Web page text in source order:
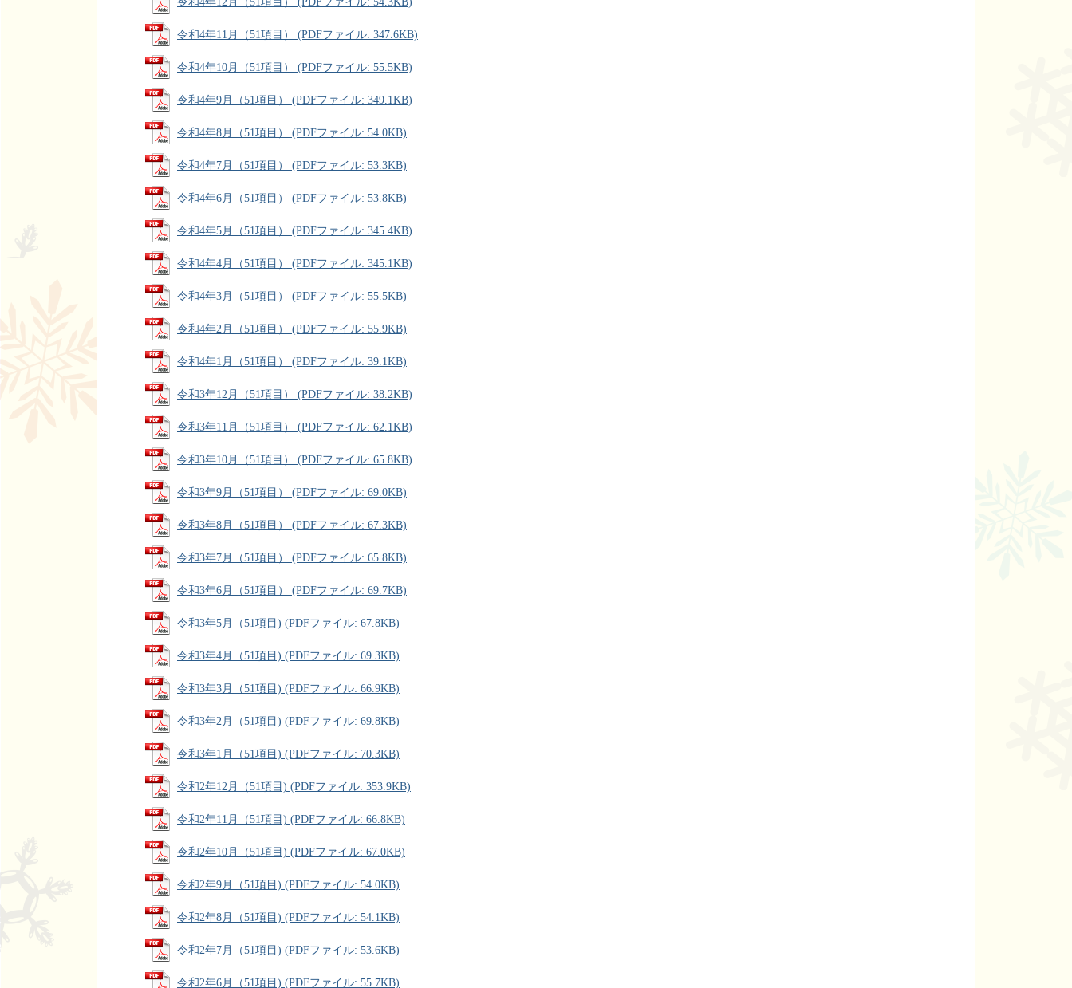
令和4年11月（51項目） (PDFファイル: 347.6KB)
令和4年10月（51項目） (PDFファイル: 55.5KB)
令和4年9月（51項目） (PDFファイル: 349.1KB)
令和4年8月（51項目） (PDFファイル: 54.0KB)
令和4年7月（51項目） (PDFファイル: 53.3KB)
令和4年6月（51項目） (PDFファイル: 53.8KB)
令和4年5月（51項目） (PDFファイル: 345.4KB)
令和4年4月（51項目） (PDFファイル: 345.1KB)
令和4年3月（51項目） (PDFファイル: 55.5KB)
令和4年2月（51項目） (PDFファイル: 55.9KB)
令和4年1月（51項目） (PDFファイル: 39.1KB)
令和3年12月（51項目） (PDFファイル: 38.2KB)
令和3年11月（51項目） (PDFファイル: 62.1KB)
令和3年10月（51項目） (PDFファイル: 65.8KB)
令和3年9月（51項目） (PDFファイル: 69.0KB)
令和3年8月（51項目） (PDFファイル: 67.3KB)
令和3年7月（51項目） (PDFファイル: 65.8KB)
令和3年6月（51項目） (PDFファイル: 69.7KB)
令和3年5月（51項目) (PDFファイル: 67.8KB)
令和3年4月（51項目) (PDFファイル: 69.3KB)
令和3年3月（51項目) (PDFファイル: 66.9KB)
令和3年2月（51項目) (PDFファイル: 69.8KB)
令和3年1月（51項目) (PDFファイル: 70.3KB)
令和2年12月（51項目) (PDFファイル: 353.9KB)
令和2年11月（51項目) (PDFファイル: 66.8KB)
令和2年10月（51項目) (PDFファイル: 67.0KB)
令和2年9月（51項目) (PDFファイル: 54.0KB)
令和2年8月（51項目) (PDFファイル: 54.1KB)
令和2年7月（51項目) (PDFファイル: 53.6KB)
令和2年6月（51項目) (PDFファイル: 55.7KB)